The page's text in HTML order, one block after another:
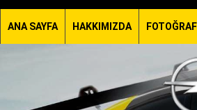
ANA SAYFA HAKKIMIZDA